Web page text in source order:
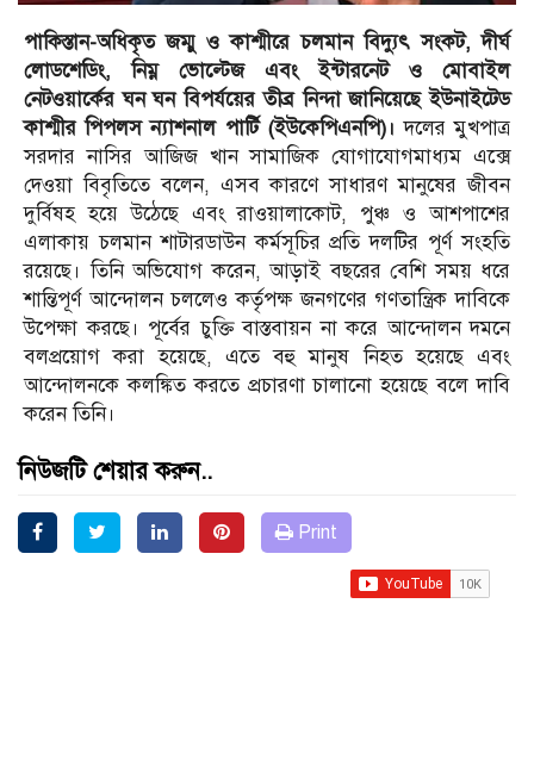
পাকিস্তান-অধিকৃত জম্মু ও কাশ্মীরে চলমান বিদ্যুৎ সংকট, দীর্ঘ
লোডশেডিং, নিম্ন ভোল্টেজ এবং ইন্টারনেট ও মোবাইল
নেটওয়ার্কের ঘন ঘন বিপর্যয়ের তীব্র নিন্দা জানিয়েছে ইউনাইটেড
কাশ্মীর পিপলস ন্যাশনাল পার্টি (ইউকেপিএনপি)।দলের মুখপাত্র
সরদার নাসির আজিজ খান সামাজিক যোগাযোগমাধ্যম এক্সে
দেওয়া বিবৃতিতে বলেন, এসব কারণে সাধারণ মানুষের জীবন
দুর্বিষহ হয়ে উঠেছে এবং রাওয়ালাকোট, পুঞ্চ ও আশপাশের
এলাকায় চলমান শাটারডাউন কর্মসূচির প্রতি দলটির পূর্ণ সংহতি
রয়েছে। তিনি অভিযোগ করেন, আড়াই বছরের বেশি সময় ধরে
শান্তিপূর্ণ আন্দোলন চললেও কর্তৃপক্ষ জনগণের গণতান্ত্রিক দাবিকে
উপেক্ষা করছে। পূর্বের চুক্তি বাস্তবায়ন না করে আন্দোলন দমনে
বলপ্রয়োগ করা হয়েছে, এতে বহু মানুষ নিহত হয়েছে এবং
আন্দোলনকে কলঙ্কিত করতে প্রচারণা চালানো হয়েছে বলে দাবি
করেন তিনি।
নিউজটি শেয়ার করুন..
Print